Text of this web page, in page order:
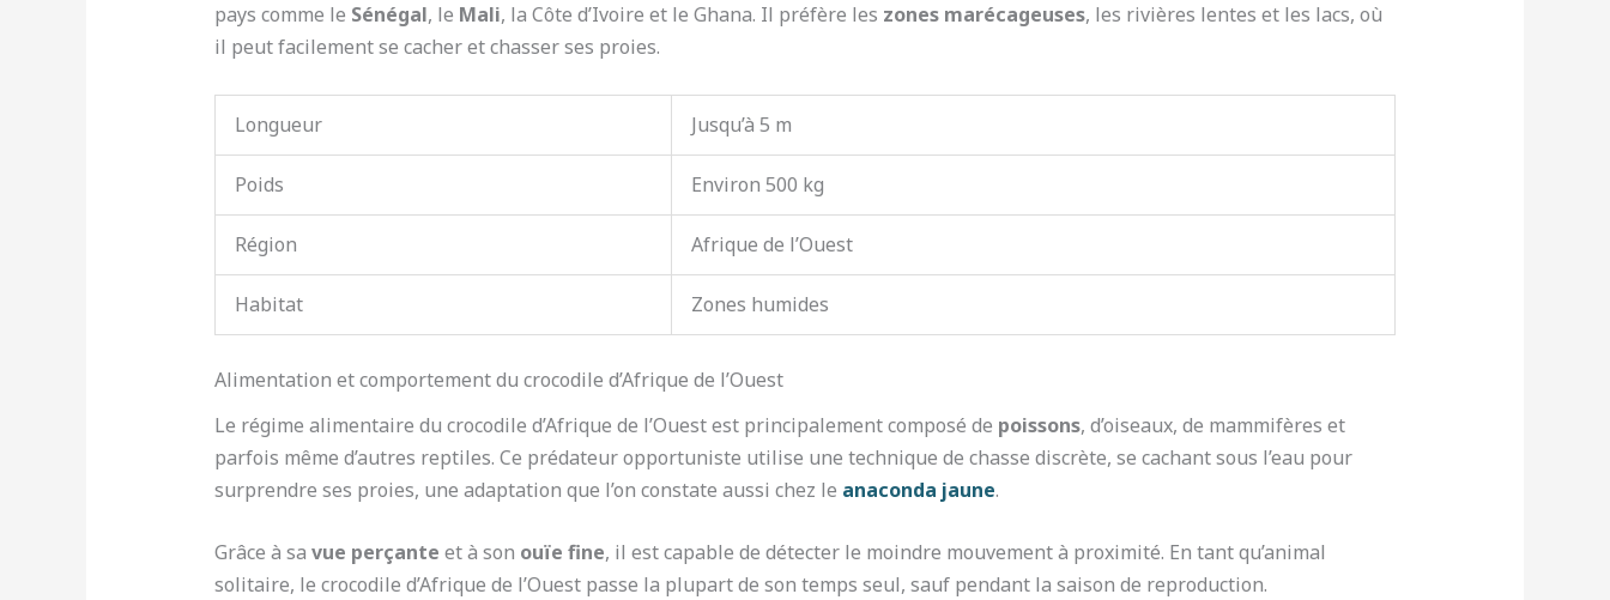
pays comme le Sénégal, le Mali, la Côte d’Ivoire et le Ghana. Il préfère les zones marécageuses, les rivières lentes et les lacs, où
il peut facilement se cacher et chasser ses proies.
Longueur Jusqu’à 5 m
Poids Environ 500 kg
Région Afrique de l’Ouest
Habitat Zones humides
Alimentation et comportement du crocodile d’Afrique de l’Ouest
Le régime alimentaire du crocodile d’Afrique de l’Ouest est principalement composé de poissons, d’oiseaux, de mammifères et
parfois même d’autres reptiles. Ce prédateur opportuniste utilise une technique de chasse discrète, se cachant sous l’eau pour
surprendre ses proies, une adaptation que l’on constate aussi chez le anaconda jaune.
Grâce à sa vue perçante et à son ouïe fine, il est capable de détecter le moindre mouvement à proximité. En tant qu’animal
solitaire, le crocodile d’Afrique de l’Ouest passe la plupart de son temps seul, sauf pendant la saison de reproduction.